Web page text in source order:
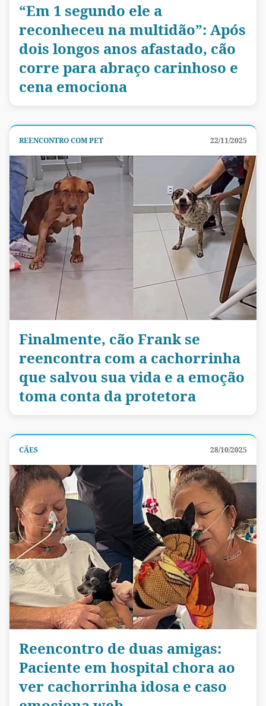
“Em 1 segundo ele a
reconheceu na multidão”: Após
dois longos anos afastado, cão
corre para abraço carinhoso e
cena emociona
REENCONTRO COM PET 22/11/2025
Finalmente, cão Frank se
reencontra com a cachorrinha
que salvou sua vida e a emoção
toma conta da protetora
CÃES 28/10/2025
Reencontro de duas amigas:
Paciente em hospital chora ao
ver cachorrinha idosa e caso